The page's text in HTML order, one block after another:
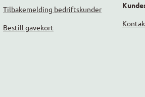
Tilbakemelding bedriftskunder
Bestill gavekort